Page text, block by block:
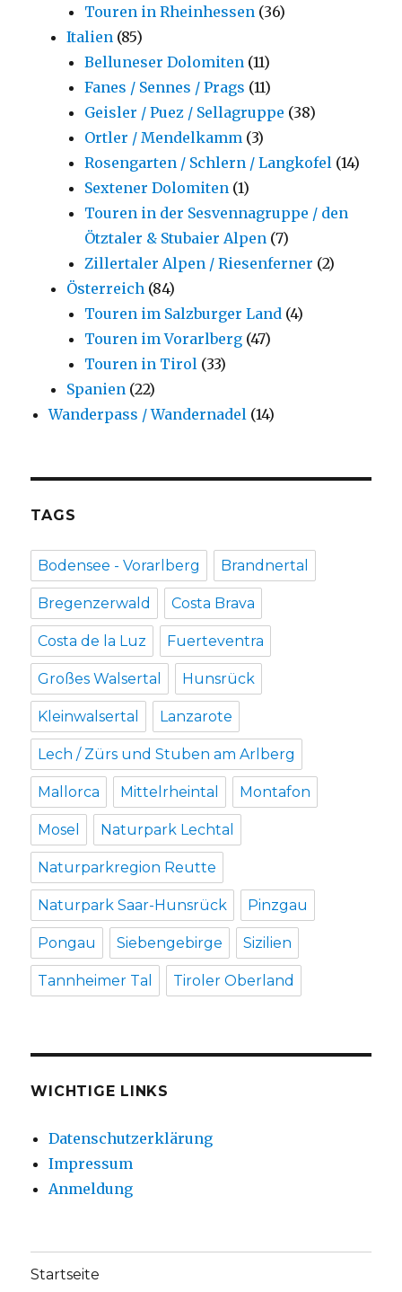
Touren in Rheinhessen (36)
Italien (85)
Belluneser Dolomiten (11)
Fanes / Sennes / Prags (11)
Geisler / Puez / Sellagruppe (38)
Ortler / Mendelkamm (3)
Rosengarten / Schlern / Langkofel (14)
Sextener Dolomiten (1)
Touren in der Sesvennagruppe / den
Ötztaler & Stubaier Alpen (7)
Zillertaler Alpen / Riesenferner (2)
Österreich (84)
Touren im Salzburger Land (4)
Touren im Vorarlberg (47)
Touren in Tirol (33)
Spanien (22)
Wanderpass / Wandernadel (14)
TAGS
Bodensee - Vorarlberg Brandnertal
Bregenzerwald Costa Brava
Costa de la Luz Fuerteventra
Großes Walsertal Hunsrück
Kleinwalsertal Lanzarote
Lech / Zürs und Stuben am Arlberg
Mallorca Mittelrheintal Montafon
Mosel Naturpark Lechtal
Naturparkregion Reutte
Naturpark Saar-Hunsrück Pinzgau
Pongau Siebengebirge Sizilien
Tannheimer Tal Tiroler Oberland
WICHTIGE LINKS
Datenschutzerklärung
Impressum
Anmeldung
Startseite